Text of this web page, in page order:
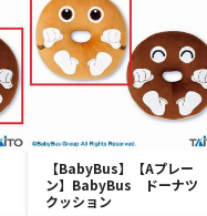
【BabyBus】【Aプレー
ン】BabyBus ドーナツ
クッション